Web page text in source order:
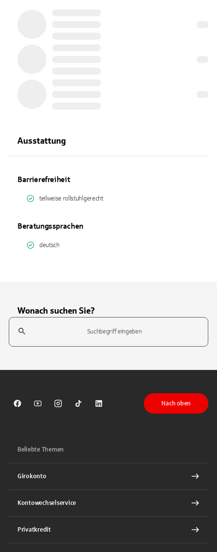
Ausstattung
Barrierefreiheit
teilweise rollstuhlgerecht
Beratungssprachen
deutsch
Wonach suchen Sie?
Suchfeld
Sparkasse auf Facebook
Sparkasse auf Youtube
Sparkasse auf Instagram
Sparkasse auf TikTok
Sparkasse auf LinkedIn
Nach oben
Beliebte Themen
Girokonto
Kontowechselservice
Privatkredit